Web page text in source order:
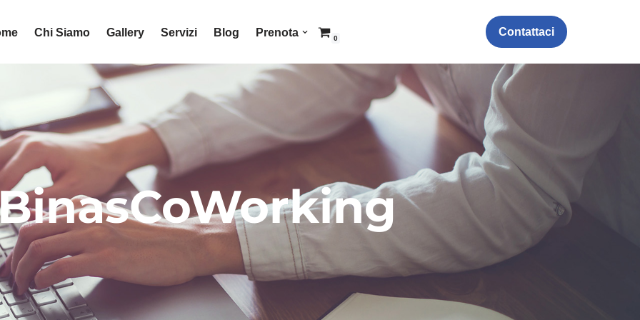
Chi Siamo Gallery Servizi Blog Prenota 0 Contattaci